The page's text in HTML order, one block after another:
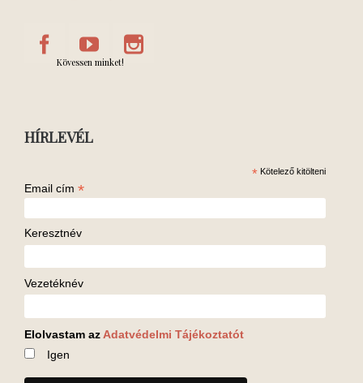
Kövessen minket!
HÍRLEVÉL
* Kötelező kitölteni
Email cím *
Keresztnév
Vezetéknév
Elolvastam az Adatvédelmi Tájékoztatót
Igen